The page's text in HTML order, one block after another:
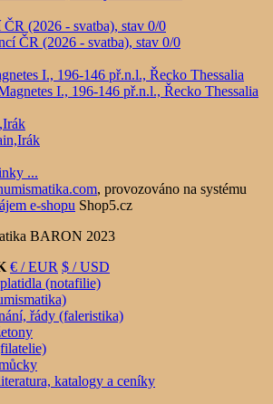
(2026 - svatba), stav 0/0
I., 196-146 př.n.l., Řecko Thessalia
...
, provozováno na systému
e-shopu Shop5.cz
BARON 2023
€ / EUR $ / USD
(notafilie)
řády (faleristika)
katalogy a ceníky